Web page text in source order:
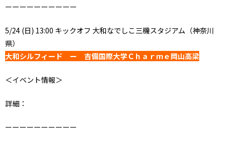
ーーーーーーーーーー
5/24 (日) 13:00 キックオフ 大和なでしこ三機スタジアム（神奈川
県）
大和シルフィード ー 吉備国際大学Ｃｈａｒｍｅ岡山高梁
＜イベント情報＞
詳細：
ーーーーーーーーーー